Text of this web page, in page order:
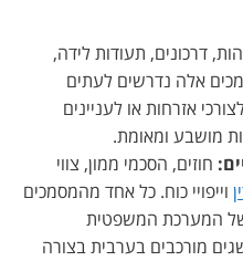
דרכונים, תעודות לידה,
אלה נדרשים לעתים
אזרחות או לעניינים
מושבע ומאומת.
חוזים, הסכמי ממון, צווי
וייפויי כוח. כל אחד מהמסמכים
המערכת המשפטית
מורכבים בערבית בצורה